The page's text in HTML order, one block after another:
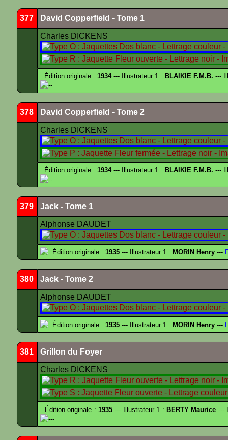
377 David Copperfield - Tome 1
Charles DICKENS
Édition originale :1934--- Illustrateur 1 : BLAIKIE F.M.B. ---
--
378 David Copperfield - Tome 2
Charles DICKENS
Édition originale :1934--- Illustrateur 1 : BLAIKIE F.M.B. ---
--
379 Jack - Tome 1
Alphonse DAUDET
Édition originale : 1935 --- Illustrateur 1 : MORIN Henry ---
380 Jack - Tome 2
Alphonse DAUDET
Édition originale : 1935 --- Illustrateur 1 : MORIN Henry ---
381 Grillon du Foyer
Charles DICKENS
Édition originale : 1935--- Illustrateur 1 : BERTY Maurice ---
---